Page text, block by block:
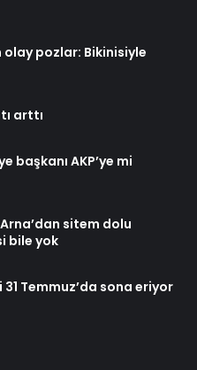
olay pozlar: Bikinisiyle
arttı
başkanı AKP’ye mi
sitem dolu
bile yok
Temmuz’da sona eriyor